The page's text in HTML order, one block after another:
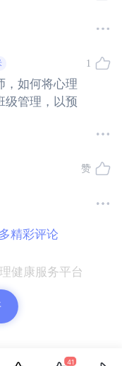
到跨越意识的深层
诞生的真实写照。
战是什么？是技术
我总想着把理论知
咨询过程僵硬死
告诉我，
人，用真诚的共
，如何将心理
级管理，以预
1
赞
精彩评论
健康服务平台
41